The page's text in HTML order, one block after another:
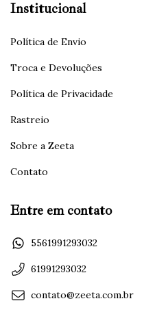
Institucional
Política de Envio
Troca e Devoluções
Política de Privacidade
Rastreio
Sobre a Zeeta
Contato
Entre em contato
5561991293032
61991293032
contato@zeeta.com.br